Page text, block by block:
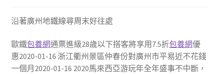
沿著廣州地鐵線尋周末好往處
歐鐵包養網通票進級28歲以下搭客將享用7.5折包養網優
惠2020-01-16 浙江衢州景區仲春份對廣州市平易近不花錢
一個月2020-01-16 2020馬來西亞游玩年全年盛事不中斷，